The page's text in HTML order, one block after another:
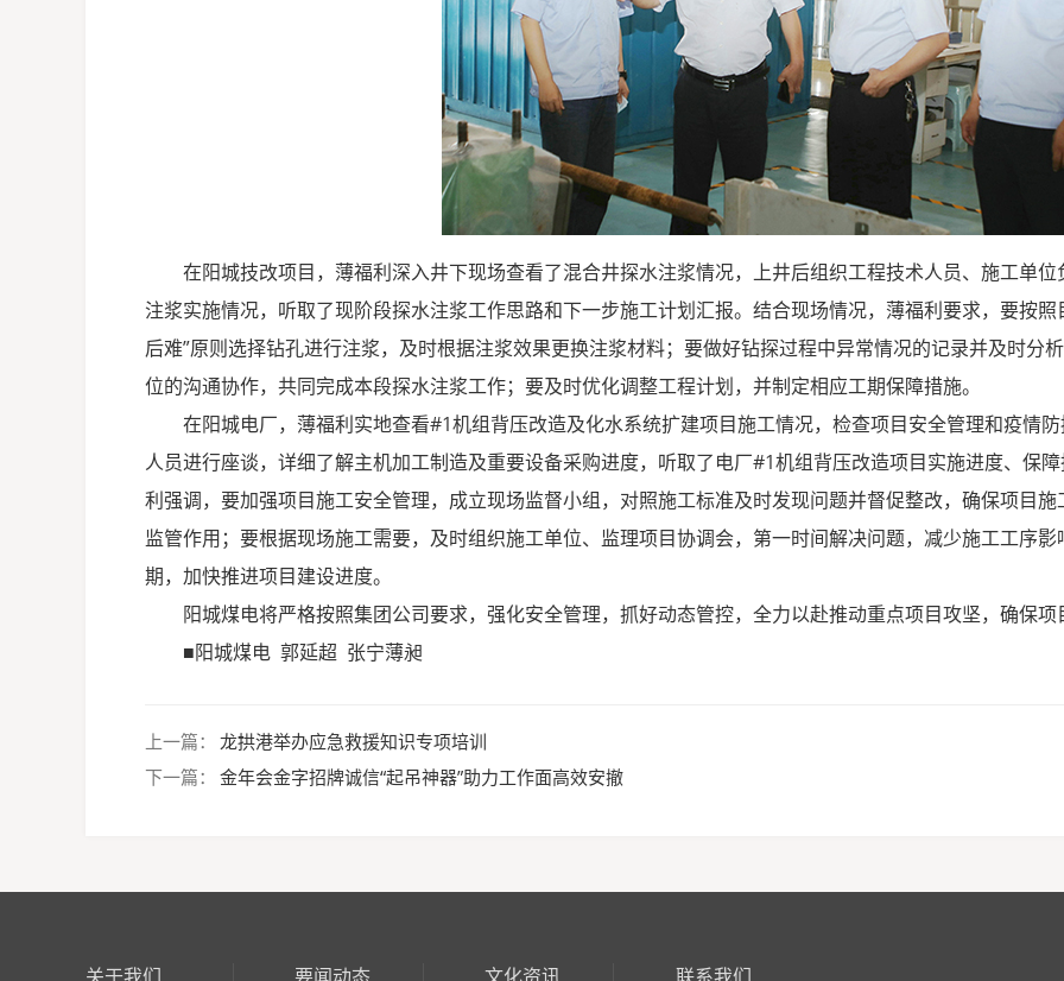
在阳城技改项目，薄福利深入井下现场查看了混合井探水注浆情况，上井后组织工程技术人员、施工单
注浆实施情况，听取了现阶段探水注浆工作思路和下一步施工计划汇报。结合现场情况，薄福利要求，要按
后难”原则选择钻孔进行注浆，及时根据注浆效果更换注浆材料；要做好钻探过程中异常情况的记录并及时分
位的沟通协作，共同完成本段探水注浆工作；要及时优化调整工程计划，并制定相应工期保障措施。
在阳城电厂，薄福利实地查看#1机组背压改造及化水系统扩建项目施工情况，检查项目安全管理和疫情
人员进行座谈，详细了解主机加工制造及重要设备采购进度，听取了电厂#1机组背压改造项目实施进度、保
利强调，要加强项目施工安全管理，成立现场监督小组，对照施工标准及时发现问题并督促整改，确保项目
监管作用；要根据现场施工需要，及时组织施工单位、监理项目协调会，第一时间解决问题，减少施工工序
期，加快推进项目建设进度。
阳城煤电将严格按照集团公司要求，强化安全管理，抓好动态管控，全力以赴推动重点项目攻坚，确保项
■阳城煤电 郭延超 张宁薄昶
上一篇：
龙拱港举办应急救援知识专项培训
下一篇：
金年会金字招牌诚信“起吊神器”助力工作面高效安撤